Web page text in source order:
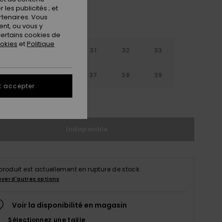
31 32 33
35 36 37 38 39
le Guide des tailles
est actuellement en rupture de stock.
d'autres options
Voir la disponibilité en magasin
Sélectionnez une taille
les publicités ; et
Vous
ou vous y
cookies de
etPolitique
accepter